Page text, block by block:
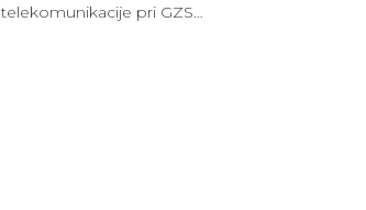
telekomunikacije pri GZS…